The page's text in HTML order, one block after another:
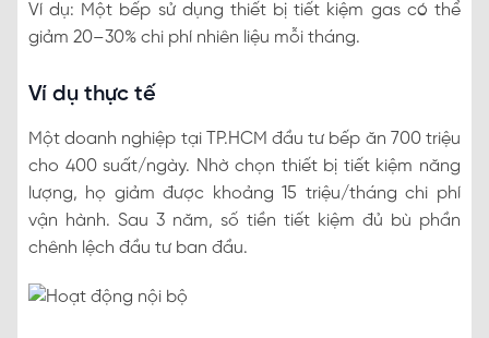
Ví dụ: Một bếp sử dụng thiết bị tiết kiệm gas có thể
giảm 20–30% chi phí nhiên liệu mỗi tháng.
Ví dụ thực tế
Một doanh nghiệp tại TP.HCM đầu tư bếp ăn 700 triệu
cho 400 suất/ngày. Nhờ chọn thiết bị tiết kiệm năng
lượng, họ giảm được khoảng 15 triệu/tháng chi phí
vận hành. Sau 3 năm, số tiền tiết kiệm đủ bù phần
chênh lệch đầu tư ban đầu.